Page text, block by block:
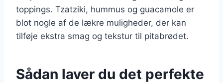
toppings. Tzatziki, hummus og guacamole er
blot nogle af de lækre muligheder, der kan
tilføje ekstra smag og tekstur til pitabrødet.
Sådan laver du det perfekte